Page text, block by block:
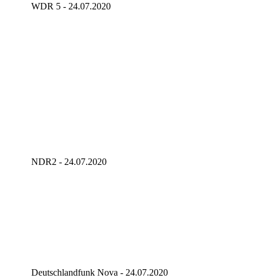
WDR 5 - 24.07.2020
NDR2 - 24.07.2020
Deutschlandfunk Nova - 24.07.2020